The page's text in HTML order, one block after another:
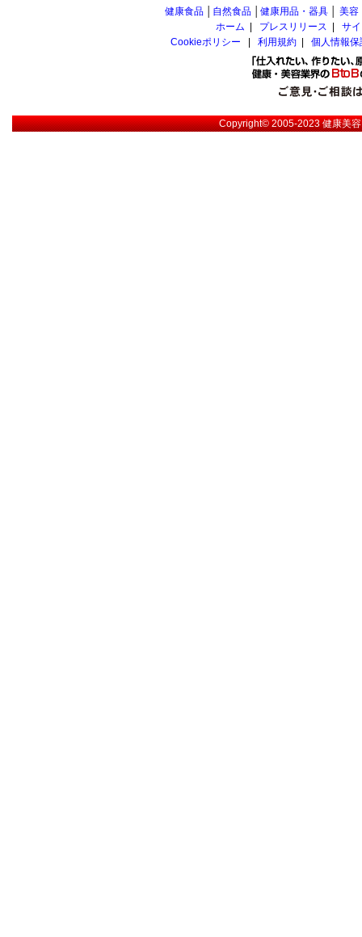
健康食品 自然食品 健康用品・器具 美容
ホーム
プレスリリース
サ
Cookieポリシー
利用規約 個人情報
Copyright© 2005-2023健康美